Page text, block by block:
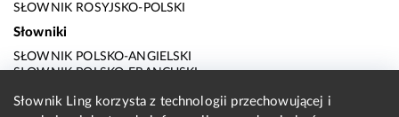
SŁOWNIK ROSYJSKO-POLSKI
Słowniki
SŁOWNIK POLSKO-ANGIELSKI
SŁOWNIK POLSKO-FRANCUSKI
SŁOWNIK POLSKO-HISZPAŃSKI
Słownik Ling korzysta z technologii przechowującej i